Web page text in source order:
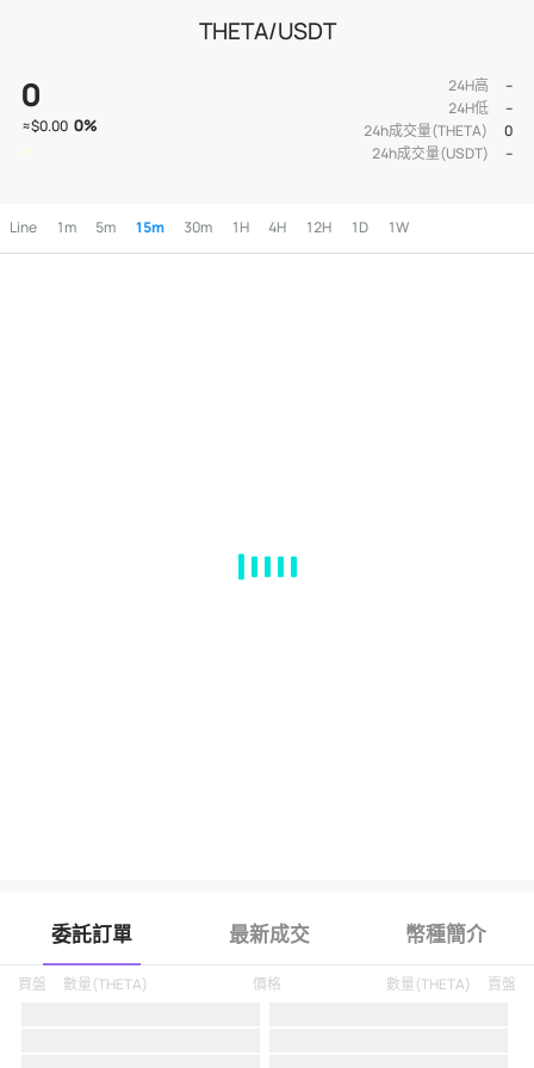
THETA/USDT
0
≈$0.00 0%
24H高
--
24H低
--
24h成交量(THETA)
0
24h成交量(USDT)
--
Line 1m 5m 15m 30m 1H 4H 12H 1D 1W
委託訂單 最新成交 幣種簡介
買盤 數量(THETA) 價格 賣盤
數量(THETA)